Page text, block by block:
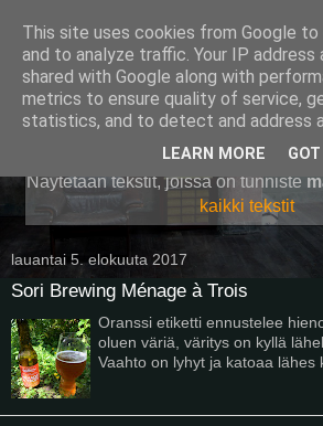
Pullollinen
Näytetään tekstit, joissa on tunniste
kaikki tekstit
lauantai 5. elokuuta 2017
Sori Brewing Ménage à Trois
Oranssi etiketti ennustelee
oluen väriä, väritys on kyllä
Vaahto on lyhyt ja katoaa lähes
This site uses cookies from Google
and to analyze traffic. Your IP address
shared with Google along with
metrics to ensure quality of service,
statistics, and to detect and address
LEARN MORE